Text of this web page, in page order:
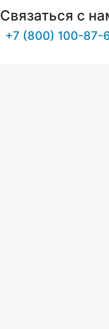
Связаться с
+7 (800) 100-87-